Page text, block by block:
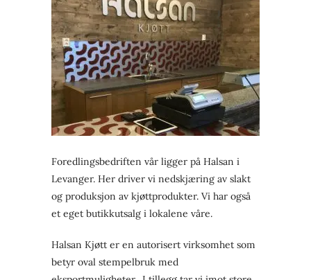
Foredlingsbedriften vår ligger på Halsan i
Levanger. Her driver vi nedskjæring av slakt
og produksjon av kjøttprodukter. Vi har også
et eget butikkutsalg i lokalene våre.
Halsan Kjøtt er en autorisert virksomhet som
betyr oval stempelbruk med